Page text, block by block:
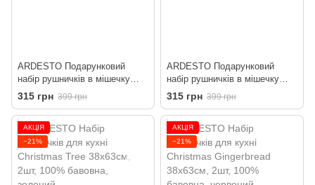
ARDESTO Подарунковий
набір рушничків в мішечку
Christmas Deer 38х63см, 2шт,
100% бавовна, червоний,
зелений
315 грн 399 грн
ARDESTO Подарунковий
набір рушничків в мішечку
Christmas Santa 38х63см, 2шт,
100% бавовна, червоний,
зелений
315 грн 399 грн
АКЦІЯ
−21%
АКЦІЯ
−21%